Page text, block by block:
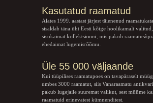
Kasutatud raamatud
Alates 1999. aastast järjest täienenud
sisaldab täna üht Eesti kõige hoolikamalt valitud,
sisukaimat kollektsiooni, mis pakub
ehedaimat lugemisrõõmu.
Üle 55 000 väljaande
Kui tüüpilises raamatupoes on tavapäraselt
umbes 3000 raamatut, siis Vanaraamatu
pakub lugejaile suuremat valikut, sest müüme
raamatuid erinevatest kümnenditest.